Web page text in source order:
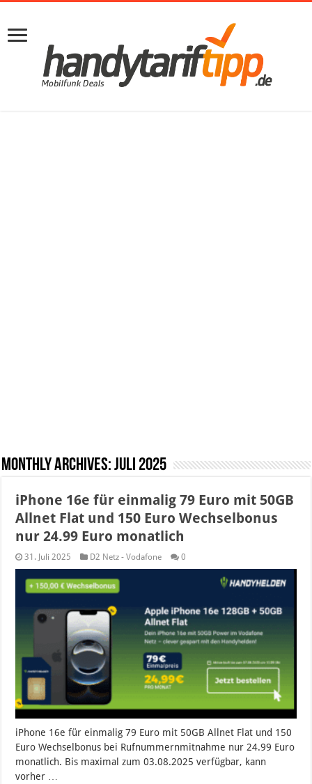
Monthly Archives:Juli 2025
iPhone 16e für einmalig 79 Euro mit 50GB
Allnet Flat und 150 Euro Wechselbonus
nur 24.99 Euro monatlich
31. Juli 2025 D2 Netz - Vodafone 0
iPhone 16e für einmalig 79 Euro mit 50GB Allnet Flat und 150
Euro Wechselbonus bei Rufnummernmitnahme nur 24.99 Euro
monatlich. Bis maximal zum 03.08.2025 verfügbar, kann
vorher …